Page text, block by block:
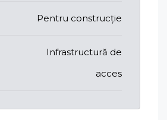
Pentru construcție
Infrastructură de
acces